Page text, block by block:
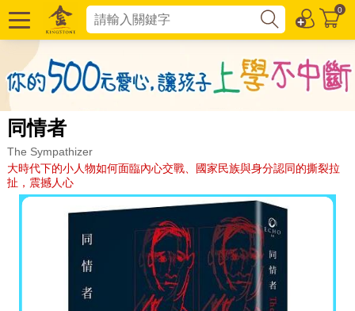
0
同情者
The Sympathizer
大時代下的小人物如何面臨內心交戰、國家民族與身分認同的撕裂拉
扯，震撼人心